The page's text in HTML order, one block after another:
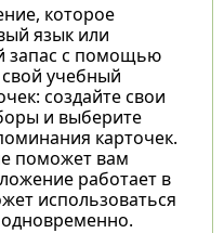
которое
язык или
запас с помощью
учебный
создайте свои
и выберите
карточек.
поможет вам
работает в
использоваться